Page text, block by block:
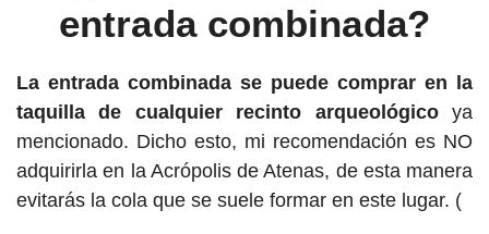
entrada combinada?
La entrada combinada se puede comprar en la
taquilla de cualquier recinto arqueológicoya
mencionado. Dicho esto, mi recomendación es NO
adquirirla en la Acrópolis de Atenas, de esta manera
evitarás la cola que se suele formar en este lugar. (